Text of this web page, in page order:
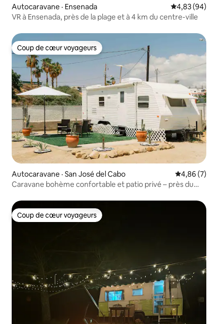
Autocaravane · Ensenada Note
4,83 (94)
VR à Ensenada, près de la plage et à 4 km du centre-ville
Coup de cœur voyageurs
Coup de cœur voyageurs
Autocaravane · San José del Cabo Note
4,86 (7)
Caravane bohème confortable et patio privé – près du
Coup de cœur voyageurs
Coup de cœur voyageurs